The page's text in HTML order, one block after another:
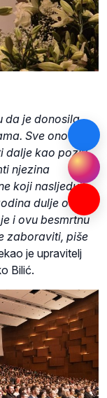
da je donosila
Sve ono
dalje kao poziv
njezina
koji nasljeduju
dulje od nje
i ovu besmrtnu
zaboraviti, piše
je upravitelj
Bilić.